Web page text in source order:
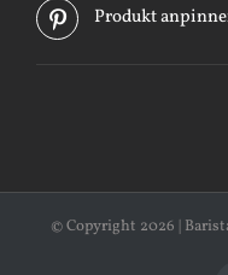
Produkt
© Copyright 2026 |